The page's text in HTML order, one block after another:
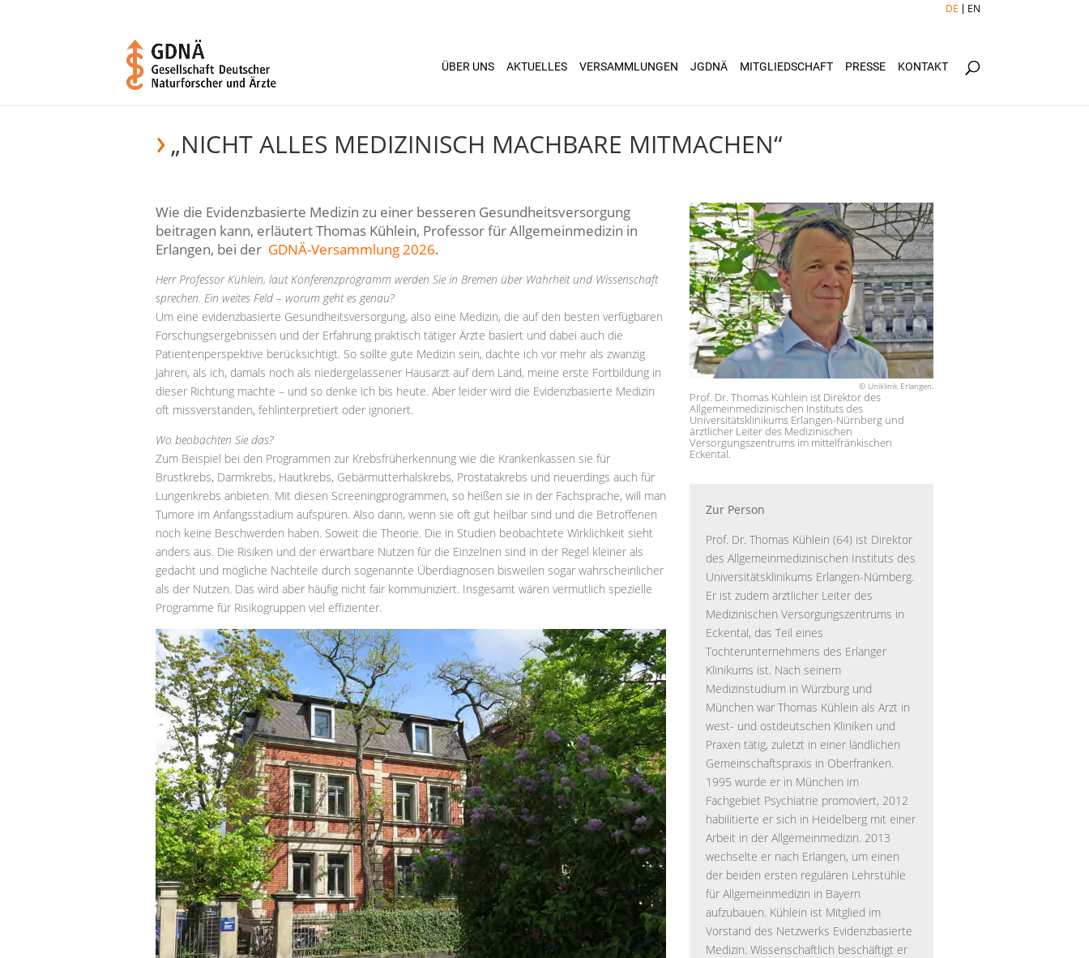
DE EN
ÜBER UNS AKTUELLES VERSAMMLUNGEN JGDNÄ MITGLIEDSCHAFT PRESSE KONTAKT
„NICHT ALLES MEDIZINISCH MACHBARE MITMACHEN“
Wie die Evidenzbasierte Medizin zu einer besseren Gesundheitsversorgung
beitragen kann, erläutert Thomas Kühlein, Professor für Allgemeinmedizin in
Erlangen, bei der GDNÄ-Versammlung 2026.
Herr Professor Kühlein, laut Konferenzprogramm werden Sie in Bremen über Wahrheit und Wissenschaft
sprechen. Ein weites Feld – worum geht es genau?
Um eine evidenzbasierte Gesundheitsversorgung, also eine Medizin, die auf den besten verfügbaren
Forschungsergebnissen und der Erfahrung praktisch tätiger Ärzte basiert und dabei auch die
Patientenperspektive berücksichtigt. So sollte gute Medizin sein, dachte ich vor mehr als zwanzig
Jahren, als ich, damals noch als niedergelassener Hausarzt auf dem Land, meine erste Fortbildung in
dieser Richtung machte – und so denke ich bis heute. Aber leider wird die Evidenzbasierte Medizin
oft missverstanden, fehlinterpretiert oder ignoriert.
Wo beobachten Sie das?
Zum Beispiel bei den Programmen zur Krebsfrüherkennung wie die Krankenkassen sie für
Brustkrebs, Darmkrebs, Hautkrebs, Gebärmutterhalskrebs, Prostatakrebs und neuerdings auch für
Lungenkrebs anbieten. Mit diesen Screeningprogrammen, so heißen sie in der Fachsprache, will man
Tumore im Anfangsstadium aufspüren. Also dann, wenn sie oft gut heilbar sind und die Betroffenen
noch keine Beschwerden haben. Soweit die Theorie. Die in Studien beobachtete Wirklichkeit sieht
anders aus. Die Risiken und der erwartbare Nutzen für die Einzelnen sind in der Regel kleiner als
gedacht und mögliche Nachteile durch sogenannte Überdiagnosen bisweilen sogar wahrscheinlicher
als der Nutzen. Das wird aber häufig nicht fair kommuniziert. Insgesamt wären vermutlich spezielle
Programme für Risikogruppen viel effizienter.
© Uniklinik Erlangen.
Prof. Dr. Thomas Kühlein ist Direktor des
Allgemeinmedizinischen Instituts des
Universitätsklinikums Erlangen-Nürnberg und
ärztlicher Leiter des Medizinischen
Versorgungszentrums im mittelfränkischen
Eckental.
Zur Person
Prof. Dr. Thomas Kühlein (64) ist Direktor
des Allgemeinmedizinischen Instituts des
Universitätsklinikums Erlangen-Nürnberg.
Er ist zudem ärztlicher Leiter des
Medizinischen Versorgungszentrums in
Eckental, das Teil eines
Tochterunternehmens des Erlanger
Klinikums ist. Nach seinem
Medizinstudium in Würzburg und
München war Thomas Kühlein als Arzt in
west- und ostdeutschen Kliniken und
Praxen tätig, zuletzt in einer ländlichen
Gemeinschaftspraxis in Oberfranken.
1995 wurde er in München im
Fachgebiet Psychiatrie promoviert, 2012
habilitierte er sich in Heidelberg mit einer
Arbeit in der Allgemeinmedizin. 2013
wechselte er nach Erlangen, um einen
der beiden ersten regulären Lehrstühle
für Allgemeinmedizin in Bayern
aufzubauen. Kühlein ist Mitglied im
Vorstand des Netzwerks Evidenzbasierte
Medizin. Wissenschaftlich beschäftigt er